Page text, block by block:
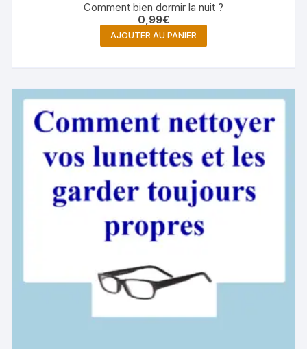
Comment bien dormir la nuit ?
0,99€
AJOUTER AU PANIER